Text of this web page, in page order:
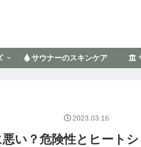
サウナーのスキンケア
い？危険性とヒート
2023.03.16